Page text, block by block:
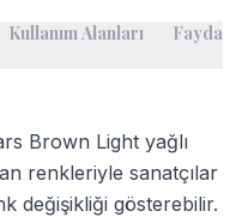
Kullanım Alanları
Brown Light yağlı
renkleriyle sanatçılar
değişikliği gösterebilir.